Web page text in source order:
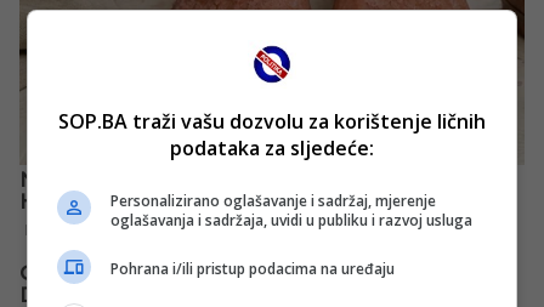
SOP.BA traži vašu dozvolu za korištenje ličnih
podataka za sljedeće:
Personalizirano oglašavanje i sadržaj, mjerenje
oglašavanja i sadržaja, uvidi u publiku i razvoj usluga
Pohrana i/ili pristup podacima na uređaju